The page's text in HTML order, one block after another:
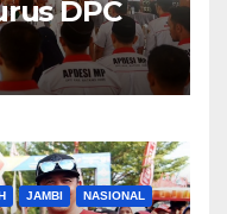
DPC
JAMBI NASIONAL